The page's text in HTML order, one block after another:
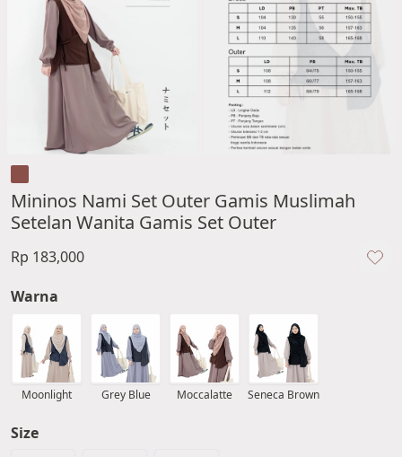
Mininos Nami Set Outer Gamis Muslimah
Setelan Wanita Gamis Set Outer
Rp 183,000
Warna
Moonlight Grey Blue Moccalatte Seneca Brown
Size